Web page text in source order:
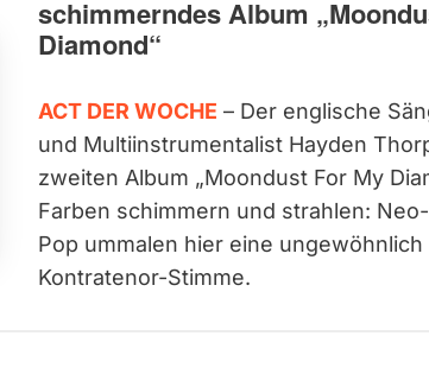
schimmerndes Album
Diamond“
ACT DER WOCHE – Der englische
und Multiinstrumentalist Hayden
zweiten Album „Moondust For My
Farben schimmern und strahlen:
Pop ummalen hier eine
Kontratenor-Stimme.